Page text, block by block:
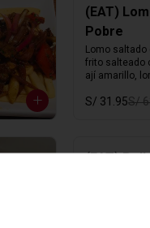
(EAT)
Pobre
Lomo saltado
frito salteado
ají amarillo,
S/ 31.95S/
(EAT)